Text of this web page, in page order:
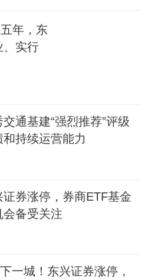
年，东
、实行
通基建“强烈推荐”评级
持续运营能力
券涨停，券商ETF基金
备受关注
一城！东兴证券涨停，